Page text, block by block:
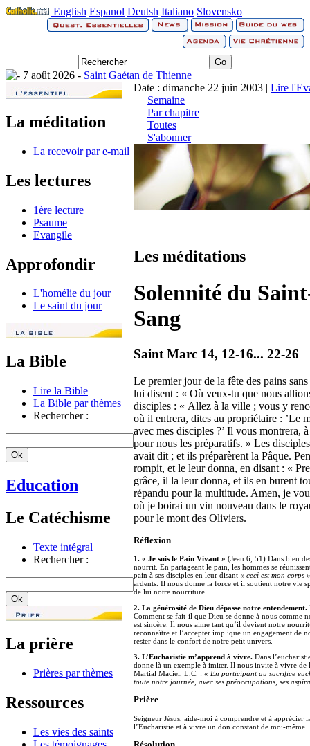
English Espanol Deutsh Italiano Slovensko
7 août 2026 - Saint Gaétan de Thienne
La méditation
La recevoir par e-mail
Les lectures
1ère lecture
Psaume
Evangile
Approfondir
L'homélie du jour
Le saint du jour
La Bible
Lire la Bible
La Bible par thèmes
Rechercher :
Education
Le Catéchisme
Texte intégral
Rechercher :
La prière
Prières par thèmes
Ressources
Les vies des saints
Date : dimanche 22 juin 2003 | Lire
Semaine
Par chapitre
Toutes
S'abonner
Les méditations
Solennité du
Sang
Saint Marc 14, 12-16... 22-26
Le premier jour de la fête des pains
lui disent : « Où veux-tu que nous
disciples : « Allez à la ville ; vous y
où il entrera, dites au propriétaire : ’Le
avec mes disciples ?’ Il vous montrera,
pour nous les préparatifs. » Les
avait dit ; et ils préparèrent la Pâque.
rompit, et le leur donna, en disant : «
grâce, il la leur donna, et ils en burent
répandu pour la multitude. Amen, je
où je boirai un vin nouveau dans le
pour le mont des Oliviers.
Réflexion
1. « Je suis le Pain Vivant » (Jean 6, 51) Dans bien
nourrit. En partageant le pain, les hommes se
pain à ses disciples en leur disant « ceci est mon corps »
ardents. Il nous donne la force et il soutient notre vie
de lui notre nourriture.
2. La générosité de Dieu dépasse notre entendement.
Comment se fait-il que Dieu se donne à nous comme
est sincère. Il nous aime tant qu’il devient notre
reconnaître et l’accepter implique un engagement de
rester dans le confort de notre petit univers.
3. L’Eucharistie m’apprend à vivre. Dans
donne là un exemple à imiter. Il nous invite à vivre de
Martial Maciel, L.C. : « En participant au sacrifice
toute notre journée, avec ses préoccupations, ses
Prière
Seigneur Jésus, aide-moi à comprendre et à apprécier
l’Eucharistie et à vivre un don constant de moi-même.